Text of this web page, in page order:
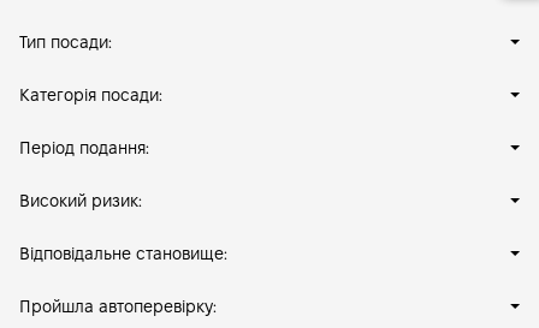
Тип посади:
Категорія посади:
Період подання:
Високий ризик:
Відповідальне становище:
Пройшла автоперевірку: